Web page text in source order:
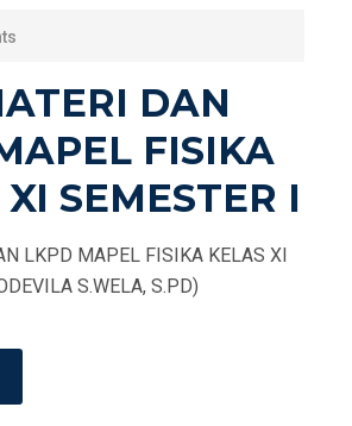
DAN
FISIKA
SEMESTER I
LKPD MAPEL FISIKA KELAS XI
S.WELA, S.PD)